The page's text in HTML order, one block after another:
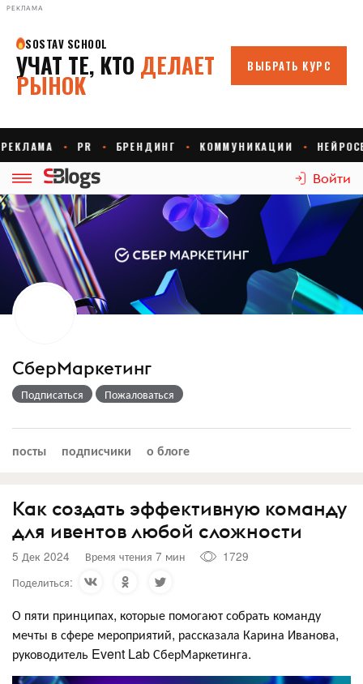
РЕКЛАМА
Войти
СберМаркетинг
Подписаться Пожаловаться
посты подписчики о блоге
Как создать эффективную команду
для ивентов любой сложности
5 Дек 2024 Время чтения 7 мин
1729
Поделиться:
О пяти принципах, которые помогают собрать команду
мечты в сфере мероприятий, рассказала Карина Иванова,
руководитель Event Lab СберМаркетинга.